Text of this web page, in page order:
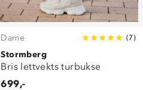
Dame (7)
Stormberg
Bris lettvekts turbukse
699,-